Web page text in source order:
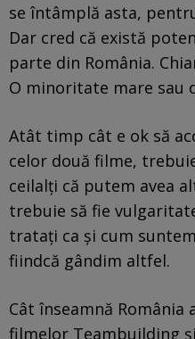
se întâmplă asta,
Dar cred că există
parte din România.
O minoritate mare sau
Atât timp cât e ok să
celor două filme,
ceilalți că putem avea
trebuie să fie
tratați ca și cum
fiindcă gândim altfel.
Cât înseamnă România
filmelor Teambuilding și